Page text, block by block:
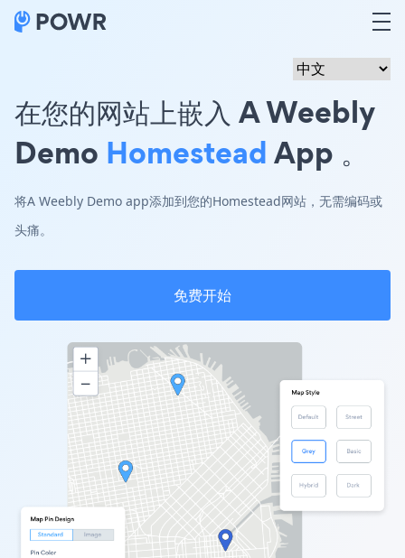
在您的网站上嵌入 A Weebly
Demo HomesteadApp 。
将A Weebly Demo app添加到您的Homestead网站，无需编码或
头痛。
免费开始